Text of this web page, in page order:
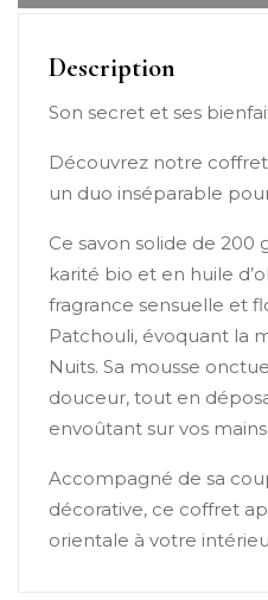
Description
Son secret et ses
Découvrez notre
un duo inséparable
Ce savon solide de 200
karité bio et en huile
fragrance sensuelle et
Patchouli, évoquant la
Nuits. Sa mousse
douceur, tout en
envoûtant sur vos
Accompagné de sa
décorative, ce coffret
orientale à votre